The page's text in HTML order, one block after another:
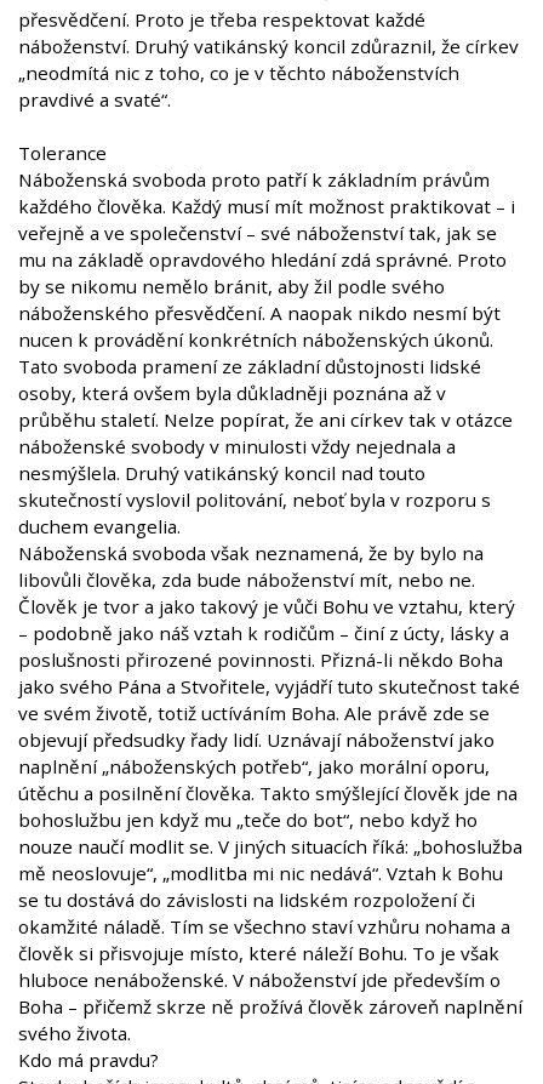
přesvědčení. Proto je třeba respektovat každé
náboženství. Druhý vatikánský koncil zdůraznil, že církev
„neodmítá nic z toho, co je v těchto náboženstvích
pravdivé a svaté“.
Tolerance
Náboženská svoboda proto patří k základním právům
každého člověka. Každý musí mít možnost praktikovat – i
veřejně a ve společenství – své náboženství tak, jak se
mu na základě opravdového hledání zdá správné. Proto
by se nikomu nemělo bránit, aby žil podle svého
náboženského přesvědčení. A naopak nikdo nesmí být
nucen k provádění konkrétních náboženských úkonů.
Tato svoboda pramení ze základní důstojnosti lidské
osoby, která ovšem byla důkladněji poznána až v
průběhu staletí. Nelze popírat, že ani církev tak v otázce
náboženské svobody v minulosti vždy nejednala a
nesmýšlela. Druhý vatikánský koncil nad touto
skutečností vyslovil politování, neboť byla v rozporu s
duchem evangelia.
Náboženská svoboda však neznamená, že by bylo na
libovůli člověka, zda bude náboženství mít, nebo ne.
Člověk je tvor a jako takový je vůči Bohu ve vztahu, který
– podobně jako náš vztah k rodičům – činí z úcty, lásky a
poslušnosti přirozené povinnosti. Přizná-li někdo Boha
jako svého Pána a Stvořitele, vyjádří tuto skutečnost také
ve svém životě, totiž uctíváním Boha. Ale právě zde se
objevují předsudky řady lidí. Uznávají náboženství jako
naplnění „náboženských potřeb“, jako morální oporu,
útěchu a posilnění člověka. Takto smýšlející člověk jde na
bohoslužbu jen když mu „teče do bot“, nebo když ho
nouze naučí modlit se. V jiných situacích říká: „bohoslužba
mě neoslovuje“, „modlitba mi nic nedává“. Vztah k Bohu
se tu dostává do závislosti na lidském rozpoložení či
okamžité náladě. Tím se všechno staví vzhůru nohama a
člověk si přisvojuje místo, které náleží Bohu. To je však
hluboce nenáboženské. V náboženství jde především o
Boha – přičemž skrze ně prožívá člověk zároveň naplnění
svého života.
Kdo má pravdu?